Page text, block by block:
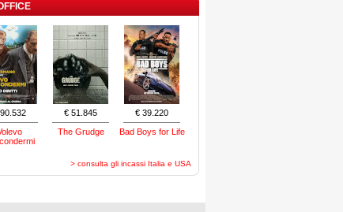
€ 51.845
The Grudge
€ 39.220
Bad Boys for Life
> consulta gli incassi Italia e USA